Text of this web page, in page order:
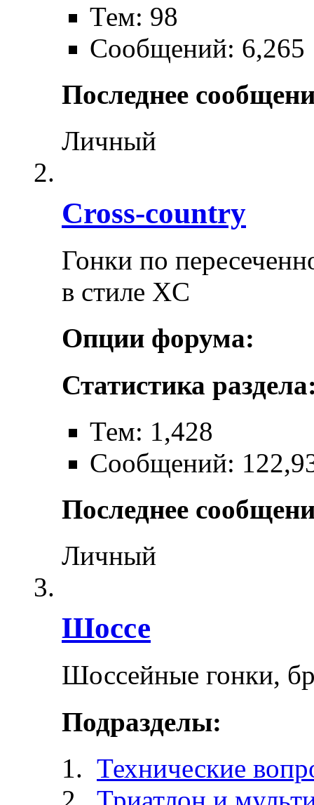
Тем: 98
Сообщений: 6,265
Последнее
Личный
Cross-сountry
Гонки по
в стиле XC
Опции форума:
Статистика
Тем: 1,428
Сообщений:
Последнее
Личный
Шоссе
Шоссейные гонки,
Подразделы:
Технические